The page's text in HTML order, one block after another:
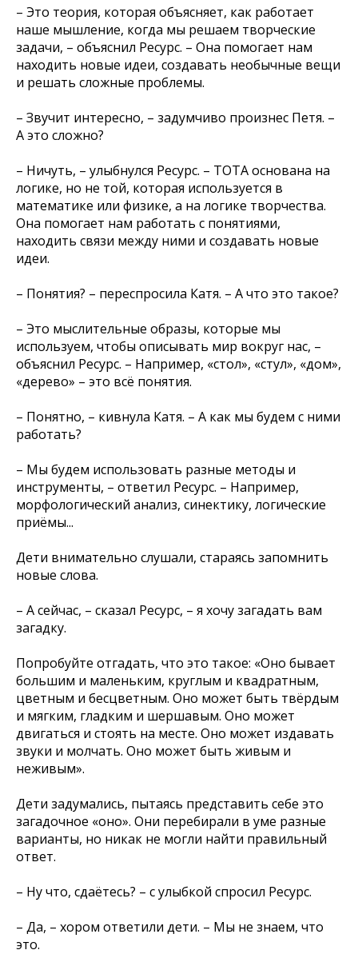
– Это теория, которая объясняет, как работает
наше мышление, когда мы решаем творческие
задачи, – объяснил Ресурс. – Она помогает нам
находить новые идеи, создавать необычные вещи
и решать сложные проблемы.
– Звучит интересно, – задумчиво произнес Петя. –
А это сложно?
– Ничуть, – улыбнулся Ресурс. – ТОТА основана на
логике, но не той, которая используется в
математике или физике, а на логике творчества.
Она помогает нам работать с понятиями,
находить связи между ними и создавать новые
идеи.
– Понятия? – переспросила Катя. – А что это такое?
– Это мыслительные образы, которые мы
используем, чтобы описывать мир вокруг нас, –
объяснил Ресурс. – Например, «стол», «стул», «дом»,
«дерево» – это всё понятия.
– Понятно, – кивнула Катя. – А как мы будем с ними
работать?
– Мы будем использовать разные методы и
инструменты, – ответил Ресурс. – Например,
морфологический анализ, синектику, логические
приёмы...
Дети внимательно слушали, стараясь запомнить
новые слова.
– А сейчас, – сказал Ресурс, – я хочу загадать вам
загадку.
Попробуйте отгадать, что это такое: «Оно бывает
большим и маленьким, круглым и квадратным,
цветным и бесцветным. Оно может быть твёрдым
и мягким, гладким и шершавым. Оно может
двигаться и стоять на месте. Оно может издавать
звуки и молчать. Оно может быть живым и
неживым».
Дети задумались, пытаясь представить себе это
загадочное «оно». Они перебирали в уме разные
варианты, но никак не могли найти правильный
ответ.
– Ну что, сдаётесь? – с улыбкой спросил Ресурс.
– Да, – хором ответили дети. – Мы не знаем, что
это.